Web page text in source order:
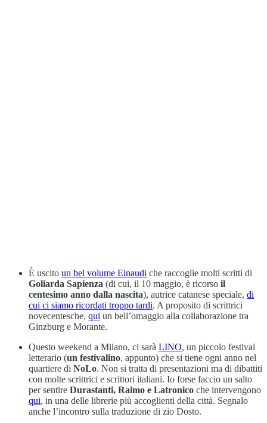
È uscito un bel volume Einaudi che raccoglie molti scritti di
Goliarda Sapienza (di cui, il 10 maggio, è ricorso il
centesimo anno dalla nascita), autrice catanese speciale, di
cui ci siamo ricordati troppo tardi. A proposito di scrittrici
novecentesche, qui un bell’omaggio alla collaborazione tra
Ginzburg e Morante.
Questo weekend a Milano, ci sarà LINO, un piccolo festival
letterario (un festivalino, appunto) che si tiene ogni anno nel
quartiere di NoLo. Non si tratta di presentazioni ma di dibattiti
con molte scrittrici e scrittori italiani. Io forse faccio un salto
per sentire Durastanti, Raimo e Latronico che intervengono
qui, in una delle librerie più accoglienti della città. Segnalo
anche l’incontro sulla traduzione di zio Dosto.